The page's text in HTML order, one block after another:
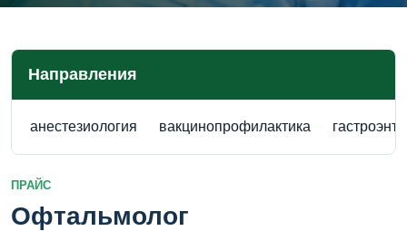
Направления
анестезиология вакцинопрофилактика
ПРАЙС
Офтальмолог